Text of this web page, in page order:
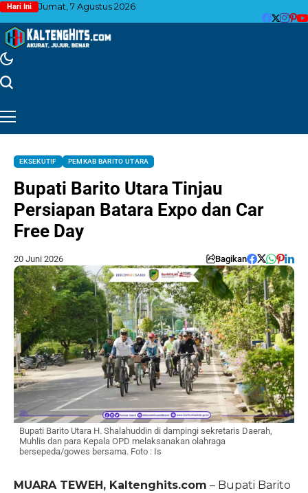
Hari Ini Jumat, 7 Agustus 2026
EKSEKUTIF PEMKAB BARITO UTARA
Bupati Barito Utara Tinjau
Persiapan Batara Expo dan Car
Free Day
20 Juni 2026 Bagikan
Bupati Barito Utara H. Shalahuddin di dampingi sekretaris Daerah,
Muhlis dan para Kepala OPD melaksanakan olahraga
bersepeda/gowes bersama. Foto : Is
MUARA TEWEH, Kaltenghits.com – Bupati Barito